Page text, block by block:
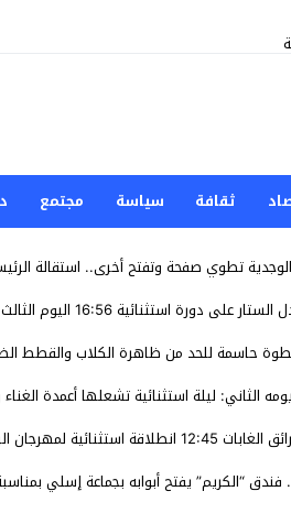
ثقافة سياسة مجتمع
الوجدية تطوي صفحة وتفتح أخرى.. استقالة
الستار على دورة استثنائية16:56 اليوم
حاسمة للحد من ظاهرة الكلاب والقطط
الثاني: ليلة استثنائية تشعلها أعمدة
الغابات 12:45انطلاقة استثنائية لمهرجان الراي للشرق 2026 بوجدة: أكثر من 25 ألف متفرج يُدشّنون
فندق “الكريم” يفتح أبوابه بجماعة إسلي